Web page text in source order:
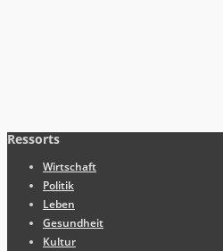
Ressorts
Wirtschaft
Politik
Leben
Gesundheit
Kultur